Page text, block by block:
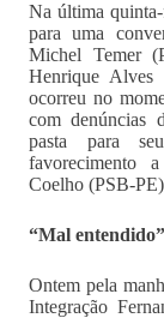
Na última
para uma
Michel Temer
Henrique Alves
ocorreu no
com denúncias
pasta para
favorecimento
Coelho (PSB-
“Mal entendido”
Ontem pela
Integração